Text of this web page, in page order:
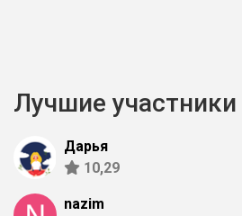
Лучшие участники
Дарья
10,29
nazim